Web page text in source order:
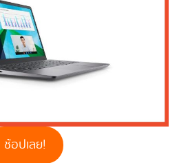
ช้อปเลย!